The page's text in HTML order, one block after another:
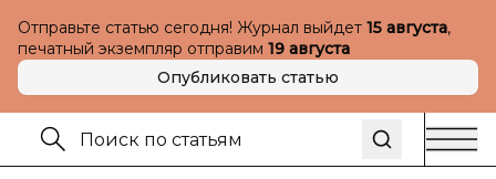
Отправьте статью сегодня! Журнал выйдет 15 августа,
печатный экземпляр отправим 19 августа
Опубликовать статью